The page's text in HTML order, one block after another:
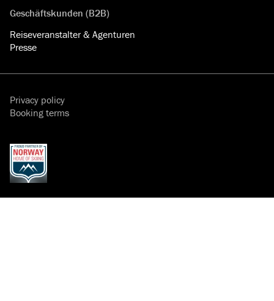
Geschäftskunden (B2B)
Reiseveranstalter & Agenturen
Presse
Privacy policy
Booking terms